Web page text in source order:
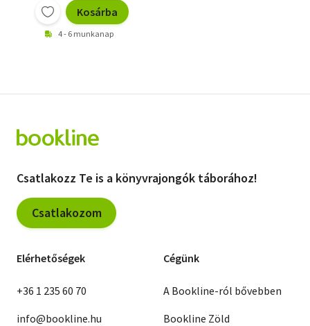
Kosárba
4 - 6 munkanap
Csatlakozz Te is a könyvrajongók táborához!
Csatlakozom
Elérhetőségek
+36 1 235 60 70
info@bookline.hu
Cégünk
A Bookline-ról bővebben
Bookline Zöld